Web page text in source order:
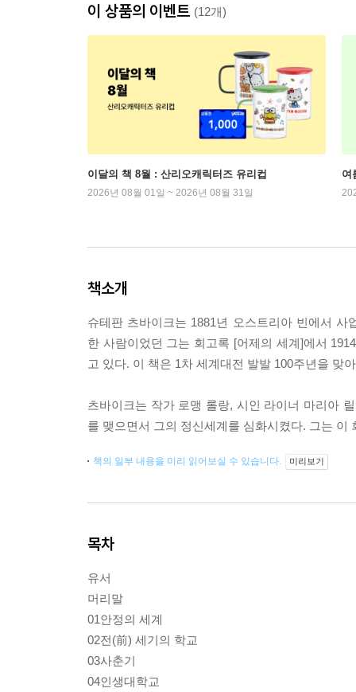
이 상품의 이벤트 (12개)
이달의 책 8월 : 산리오캐릭터즈 유리컵
2026년 08월 01일 ~ 2026년 08월 31일
여
책소개
슈테판 츠바이크는 1881년 오스트리아 빈에서
한 사람이었던 그는 회고록 [어제의 세계]에서
고 있다. 이 책은 1차 세계대전 발발 100주년을 맞
츠바이크는 작가 로맹 롤랑, 시인 라이너 마리아
를 맺으면서 그의 정신세계를 심화시켰다. 그는
책의 일부 내용을 미리 읽어보실 수 있습니다. 미리보기
목차
유서
머리말
01안정의 세계
02전(前) 세기의 학교
03사춘기
04인생대학교